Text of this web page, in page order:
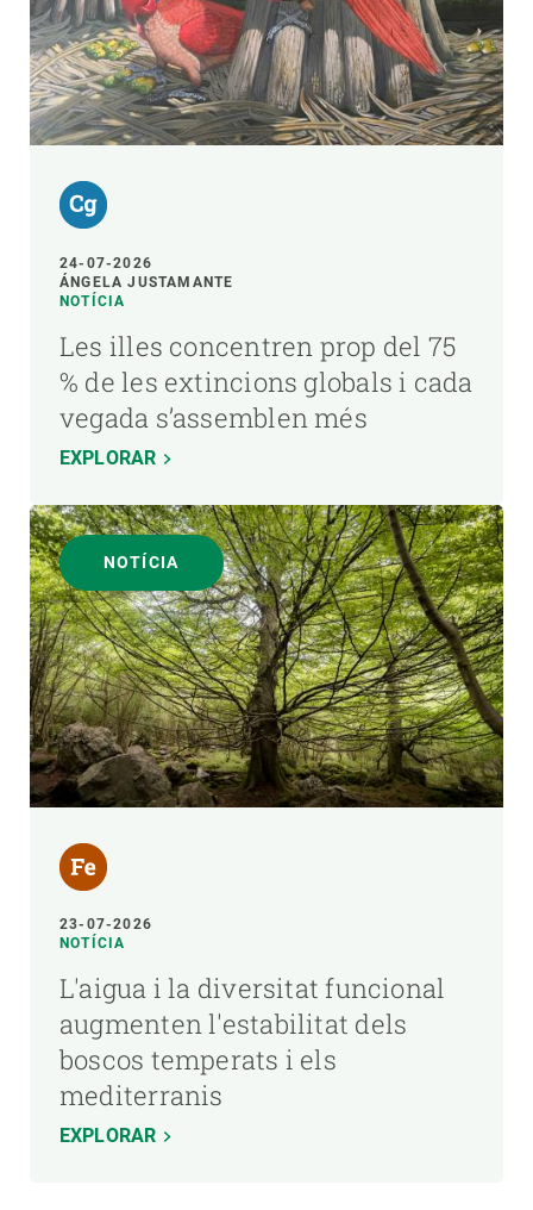
24-07-2026
ÁNGELA JUSTAMANTE
NOTÍCIA
Les illes concentren prop del 75
% de les extincions globals i cada
vegada s’assemblen més
EXPLORAR
NOTÍCIA
23-07-2026
NOTÍCIA
L'aigua i la diversitat funcional
augmenten l'estabilitat dels
boscos temperats i els
mediterranis
EXPLORAR